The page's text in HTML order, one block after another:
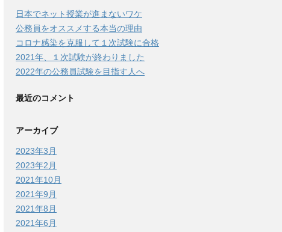
日本でネット授業が進まないワケ
公務員をオススメする本当の理由
コロナ感染を克服して１次試験に合格
2021年、１次試験が終わりました
2022年の公務員試験を目指す人へ
最近のコメント
アーカイブ
2023年3月
2023年2月
2021年10月
2021年9月
2021年8月
2021年6月